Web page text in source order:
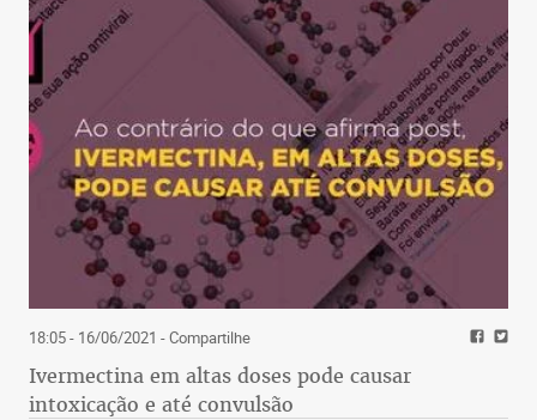
18:05 - 16/06/2021 - Compartilhe
Ivermectina em altas doses pode causar
intoxicação e até convulsão